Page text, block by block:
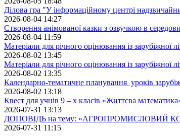
Ділова гра "У інформаційному центрі
2026-08-04 14:27
Створення анімованої казки з озвучкою в
2026-08-04 11:59
Матеріали для річного оцінювання із зарубіжної
2026-08-02 13:45
Матеріали для річного оцінювання із зарубіжної
2026-08-02 13:35
Календарно-тематичне планування уроків
2026-08-02 13:18
Квест для учнів 9 – х класів «Життєва
2026-07-31 13:13
ДОПОВІДЬ на тему: «АГРОПРОМИСЛОВИЙ
2026-07-31 11:15